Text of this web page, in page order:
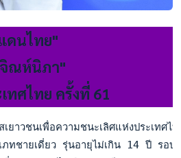
ดนไทย"
ณห์นิภา"
ทศไทย ครั้งที่ 61
ยาวชนเพื่อความชนะเลิศแห่งประเทศ
ทชายเดี่ยว รุ่นอายุไม่เกิน 14 ปี รอ